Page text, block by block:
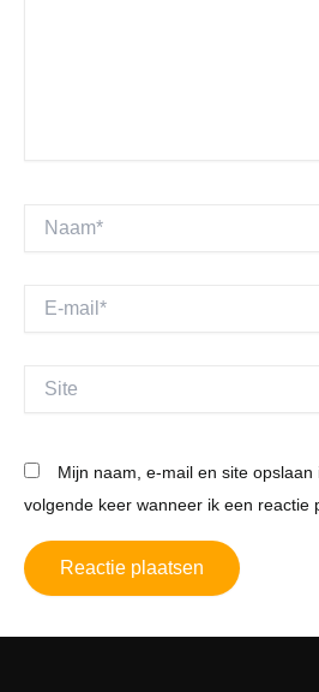
mail*
Mijn naam, e-mail en site
volgende keer wanneer ik een reactie